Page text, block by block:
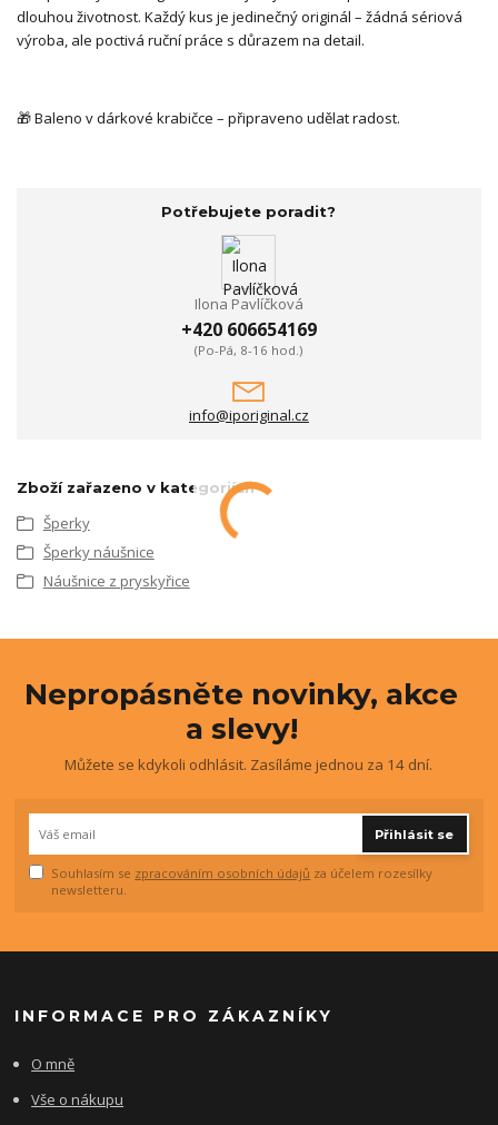
dlouhou životnost. Každý kus je jedinečný originál – žádná sériová
výroba, ale poctivá ruční práce s důrazem na detail.
🎁 Baleno v dárkové krabičce – připraveno udělat radost.
Potřebujete poradit?
Ilona Pavlíčková
+420 606654169
(Po-Pá, 8-16 hod.)
info@iporiginal.cz
Zboží zařazeno v kategoriích
Šperky
Šperky náušnice
Náušnice z pryskyřice
Nepropásněte novinky, akce
a slevy!
Můžete se kdykoli odhlásit. Zasíláme jednou za 14 dní.
Přihlásit se
Souhlasím se zpracováním osobních údajů za účelem rozesílky
newsletteru.
INFORMACE PRO ZÁKAZNÍKY
O mně
Vše o nákupu